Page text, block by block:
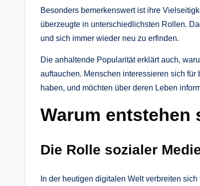
Besonders bemerkenswert ist ihre
überzeugte in unterschiedlichsten Rollen.
und sich immer wieder neu zu erfinden.
Die anhaltende Popularität erklärt auch,
auftauchen. Menschen interessieren sich
haben, und möchten über deren Leben
Warum entstehen
Die Rolle sozialer
In der heutigen digitalen Welt verbreiten